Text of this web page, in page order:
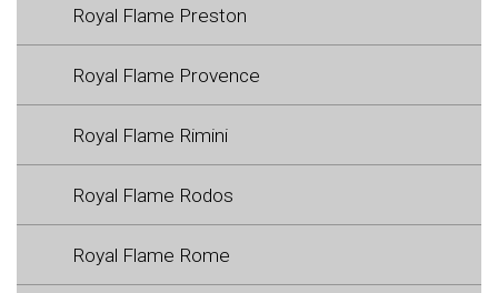
Royal Flame Preston
Royal Flame Provence
Royal Flame Rimini
Royal Flame Rodos
Royal Flame Rome